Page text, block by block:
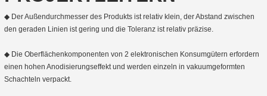
◆ Der Außendurchmesser des Produkts ist relativ klein, der Abstand zwischen
den geraden Linien ist gering und die Toleranz ist relativ präzise.
◆ Die Oberflächenkomponenten von 2 elektronischen Konsumgütern erfordern
einen hohen Anodisierungseffekt und werden einzeln in vakuumgeformten
Schachteln verpackt.